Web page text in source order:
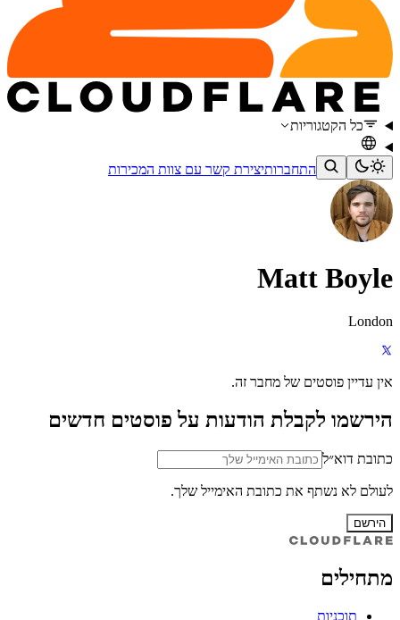
כל הקטגוריות
התחברותיצירת קשר עם צוות המכירות
Matt Boyle
London
אין עדיין פוסטים של מחבר זה.
הירשמו לקבלת הודעות על פוסטים חדשים
כתובת דוא״ל
לעולם לא נשתף את כתובת האימייל שלך.
הירשם
מתחילים
תוכניות